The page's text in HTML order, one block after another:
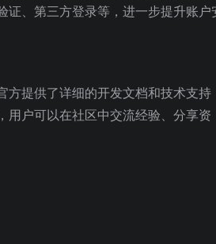
证、第三方登录等，进一步提升账户
提供了详细的开发文档和技术支持
户可以在社区中交流经验、分享资